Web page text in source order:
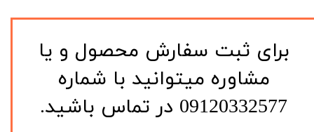
​برای ثبت سفارش محصول و یا
مشاوره میتوانید با شماره
09120332577 در تماس باشید.